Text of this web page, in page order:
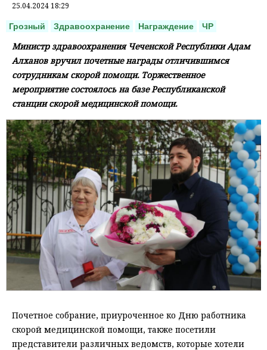
25.04.2024 18:29
Грозный Здравоохранение Награждение ЧР
Министр здравоохранения Чеченской Республики Адам
Алханов вручил почетные награды отличившимся
сотрудникам скорой помощи. Торжественное
мероприятие состоялось на базе Республиканской
станции скорой медицинской помощи.
Почетное собрание, приуроченное ко Дню работника
скорой медицинской помощи, также посетили
представители различных ведомств, которые хотели